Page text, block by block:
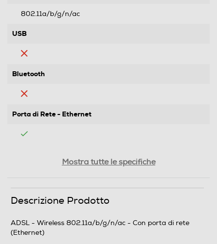
802.11a/b/g/n/ac
USB
Bluetooth
Porta di Rete - Ethernet
Mostra tutte le specifiche
Descrizione Prodotto
ADSL - Wireless 802.11a/b/g/n/ac - Con porta di rete
(Ethernet)